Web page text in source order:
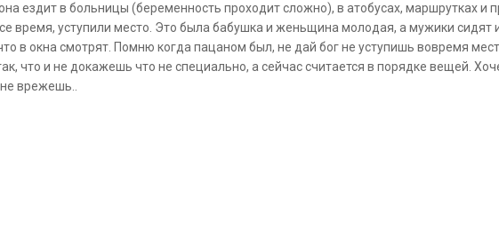
ездит в больницы (беременность проходит сложно), в атобусах, маршрутках и
время, уступили место. Это была бабушка и женьщина молодая, а мужики сидят
в окна смотрят. Помню когда пацаном был, не дай бог не уступишь вовремя
что и не докажешь что не специально, а сейчас считается в порядке вещей.
врежешь..